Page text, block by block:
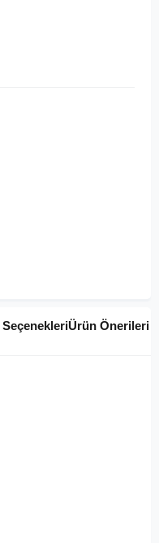
Ürün Önerileri